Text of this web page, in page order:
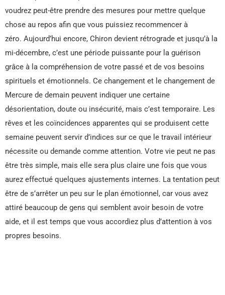
voudrez peut-être prendre des mesures pour mettre quelque
chose au repos afin que vous puissiez recommencer à
zéro. Aujourd’hui encore, Chiron devient rétrograde et jusqu’à la
mi-décembre, c’est une période puissante pour la guérison
grâce à la compréhension de votre passé et de vos besoins
spirituels et émotionnels. Ce changement et le changement de
Mercure de demain peuvent indiquer une certaine
désorientation, doute ou insécurité, mais c’est temporaire. Les
rêves et les coïncidences apparentes qui se produisent cette
semaine peuvent servir d’indices sur ce que le travail intérieur
nécessite ou demande comme attention. Votre vie peut ne pas
être très simple, mais elle sera plus claire une fois que vous
aurez effectué quelques ajustements internes. La tentation peut
être de s’arrêter un peu sur le plan émotionnel, car vous avez
attiré beaucoup de gens qui semblent avoir besoin de votre
aide, et il est temps que vous accordiez plus d’attention à vos
propres besoins.